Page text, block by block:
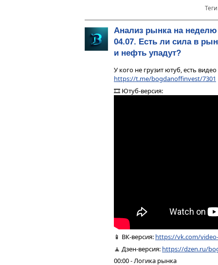
11:56 - DXY, US10Y, VIX,
13:05 - TMF, Биткойн, Apple, Tesla,
13:58 - Итоги по рынку акций
16:07 - GTRK, UWGN, BELU
Анализ рынка на неделю
04.07. Есть ли сила в
и нефть упадут?
У кого не грузит ютуб, есть
https://t.me/bogdanoffinvest/7301
🎞 Ютуб-версия:
📱 ВК-версия: https://vk.com/video-
🧘 Дзен-версия: https://dzen.ru/
00:00 - Логика рынка